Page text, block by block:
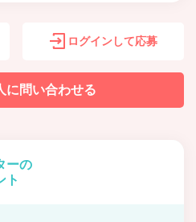
ログインして応募
に問い合わせる
ーの
ト